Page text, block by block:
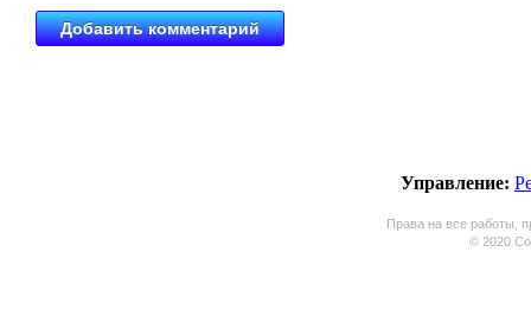
Управление:
Права на все работы,
© 2020